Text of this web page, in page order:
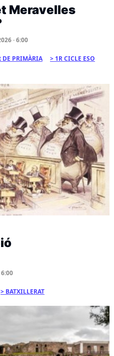
Meravelles
· 6:00
DE PRIMÀRIA
1R CICLE ESO
6:00
BATXILLERAT